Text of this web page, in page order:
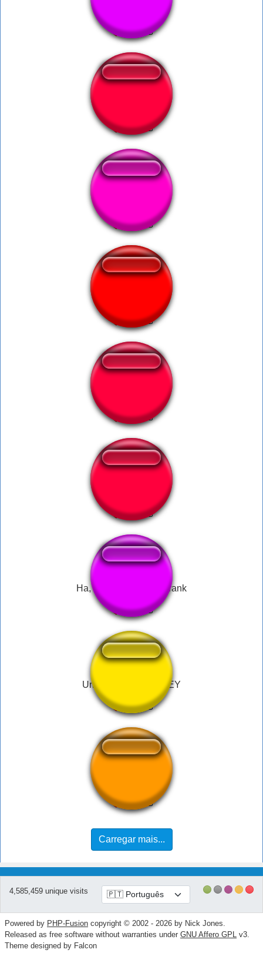
Oki doki boomer
Ha, got-eem! - Filthy Frank
United Bank of MONEY
Carregar mais...
4,585,459 unique visits
Powered by PHP-Fusion copyright © 2002 - 2026 by Nick Jones.
Released as free software without warranties under GNU Affero GPL v3.
Theme designed by Falcon